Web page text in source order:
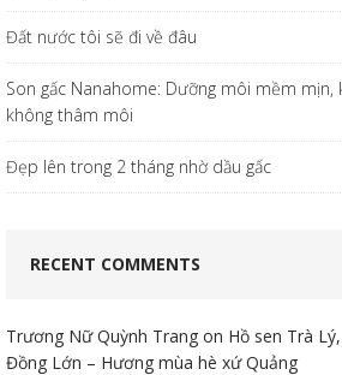
Đất nước tôi sẽ đi về đâu
Son gấc Nanahome: Dưỡng môi mềm mịn,
không thâm môi
Đẹp lên trong 2 tháng nhờ dầu gấc
RECENT COMMENTS
Trương Nữ Quỳnh Trang on Hồ sen Trà
Đồng Lớn – Hương mùa hè xứ Quảng